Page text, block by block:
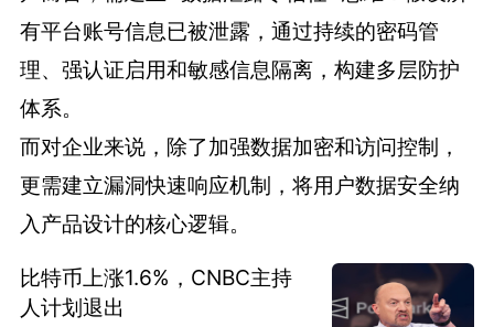
有平台账号信息已被泄露，通过持续的密码管
理、强认证启用和敏感信息隔离，构建多层防护
体系。
而对企业来说，除了加强数据加密和访问控制，
更需建立漏洞快速响应机制，将用户数据安全纳
入产品设计的核心逻辑。
比特币上涨1.6%，CNBC主持
人计划退出